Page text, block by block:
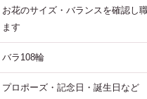
お花のサイズ・バランスを確認し
ます
バラ108輪
プロポーズ・記念日・誕生日など